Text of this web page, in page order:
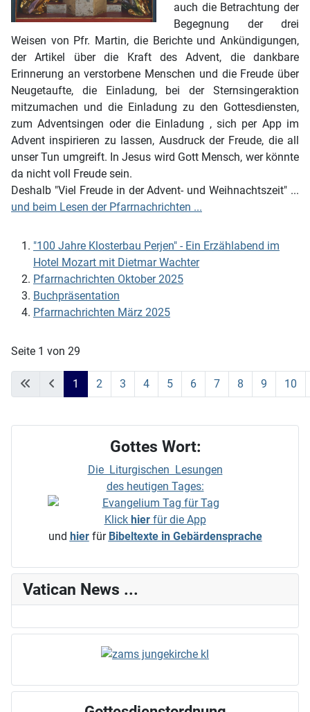
auch die Betrachtung der
Begegnung der drei
Weisen von Pfr. Martin, die Berichte und Ankündigungen,
der Artikel über die Kraft des Advent, die dankbare
Erinnerung an verstorbene Menschen und die Freude über
Neugetaufte, die Einladung, bei der Sternsingeraktion
mitzumachen und die Einladung zu den Gottesdiensten,
zum Adventsingen oder die Einladung , sich per App im
Advent inspirieren zu lassen, Ausdruck der Freude, die all
unser Tun umgreift. In Jesus wird Gott Mensch, wer könnte
da nicht voll Freude sein.
Deshalb "Viel Freude in der Advent- und Weihnachtszeit" ...
und beim Lesen der Pfarrnachrichten ...
"100 Jahre Klosterbau Perjen" - Ein Erzählabend im
Hotel Mozart mit Dietmar Wachter
Pfarrnachrichten Oktober 2025
Buchpräsentation
Pfarrnachrichten März 2025
Seite 1 von 29
1 2 3 4 5 6 7 8 9 10
Gottes Wort:
Die Liturgischen Lesungen
des heutigen Tages:
Klick hierfür die App
und hier für Bibeltexte in Gebärdensprache
Vatican News ...